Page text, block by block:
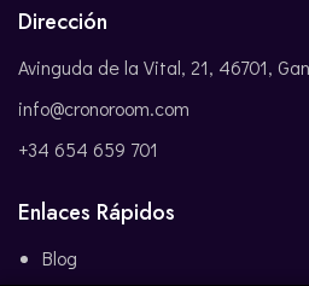
Dirección
Avinguda de la Vital, 21, 46701,
info@cronoroom.com
+34 654 659 701
Enlaces Rápidos
Blog